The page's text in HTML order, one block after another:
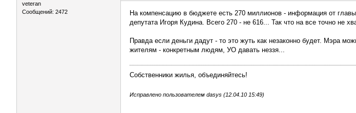
veteran
Сообщений: 2472
На компенсацию в бюджете есть 270 миллионов - информация от
депутата Игоря Кудина. Всего 270 - не 616... Так что на все точно не
Правда если деньги дадут - то это жуть как незаконно будет. Мэра
жителям - конкретным людям, УО давать неззя...
Собственники жилья, объединяйтесь!
Исправлено пользователем dasys (12.04.10 15:49)